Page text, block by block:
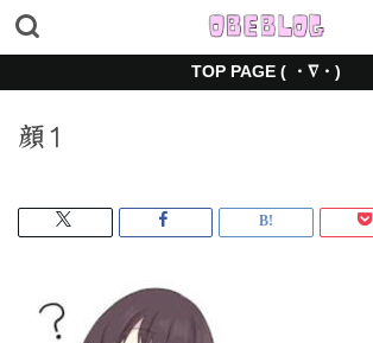
TOP PAGE ( ・∇・)
顔1